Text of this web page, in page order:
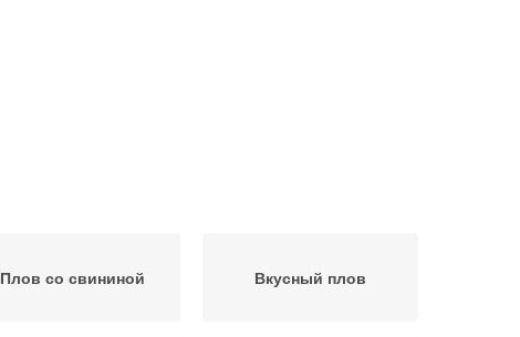
Плов со свининой Вкусный плов